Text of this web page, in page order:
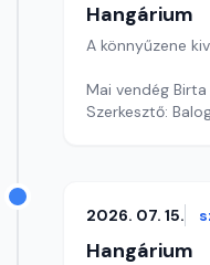
Hangárium
A könnyűzene
Mai vendég
Szerkesztő:
2026. 07. 15.
Hangárium